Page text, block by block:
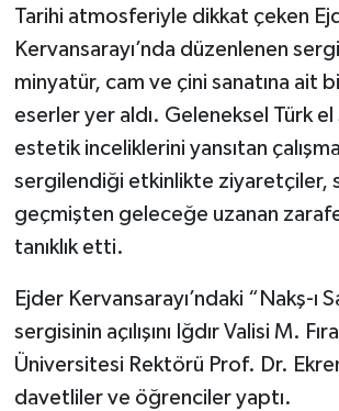
Tarihi atmosferiyle dikkat çeken
Kervansarayı’nda düzenlenen
minyatür, cam ve çini sanatına ait
eserler yer aldı. Geleneksel Türk el
estetik inceliklerini yansıtan
sergilendiği etkinlikte ziyaretçiler,
geçmişten geleceğe uzanan
tanıklık etti.
Ejder Kervansarayı’ndaki “Nakş-ı
sergisinin açılışını Iğdır Valisi M.
Üniversitesi Rektörü Prof. Dr.
davetliler ve öğrenciler yaptı.